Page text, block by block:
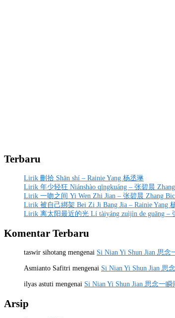
Terbaru
Lirik 刪拾 Shān shí – Rainie Yang 杨丞琳
Lirik 年少轻狂 Niánshào qīngkuáng – 张碧晨
Lirik 一吻之间 Yi Wen Zhi Jian – 张碧晨 Zhang
Lirik 被自己綁架 Bei Zi Ji Bang Jia – Rainie Yang
Lirik 离太阳最近的光 Lí tàiyáng zuìjìn de guāng –
Komentar Terbaru
taswir sihotang mengenai Si Nian Yi Shun Jian 思念
Asmianto Safitri mengenai Si Nian Yi Shun Jian 思
ilyas astuti mengenai Si Nian Yi Shun Jian 思念一瞬
Arsip